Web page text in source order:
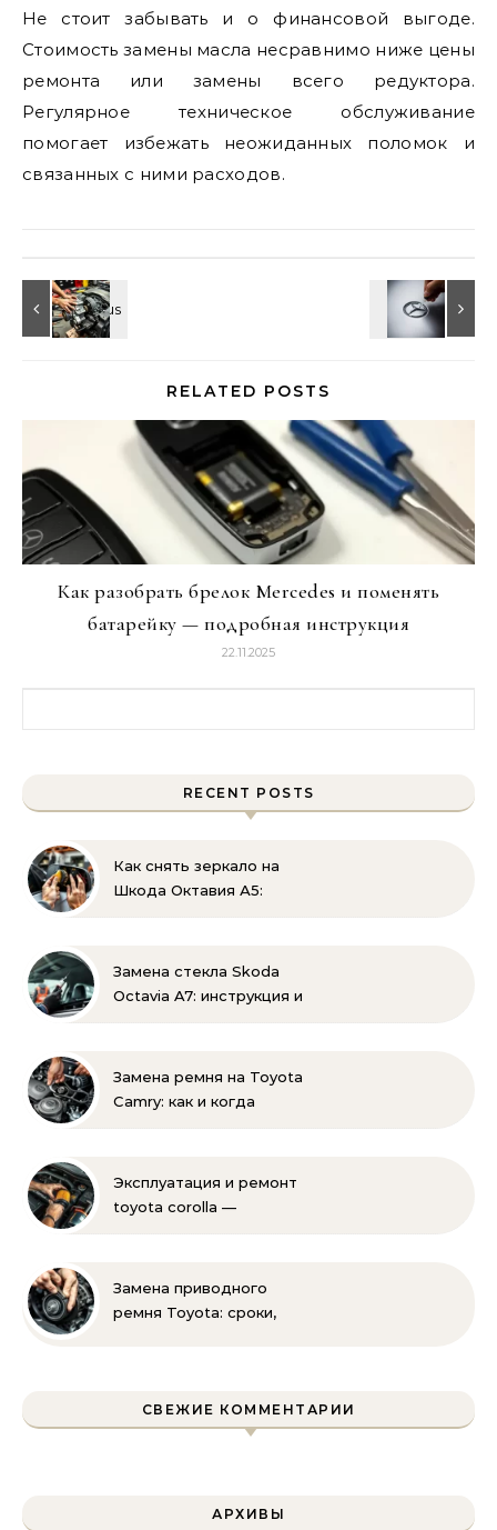
Не стоит забывать и о финансовой выгоде.
Стоимость замены масла несравнимо ниже цены
ремонта или замены всего редуктора.
Регулярное техническое обслуживание
помогает избежать неожиданных поломок и
связанных с ними расходов.
RELATED POSTS
Как разобрать брелок Mercedes и поменять
батарейку — подробная инструкция
22.11.2025
RECENT POSTS
Как снять зеркало на
Шкода Октавия А5:
Замена стекла Skoda
Octavia A7: инструкция и
Замена ремня на Toyota
Camry: как и когда
Эксплуатация и ремонт
toyota corolla —
Замена приводного
ремня Toyota: сроки,
СВЕЖИЕ КОММЕНТАРИИ
АРХИВЫ